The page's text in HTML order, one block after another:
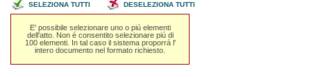
SELEZIONA TUTTI DESELEZIONA TUTTI
E' possibile selezionare uno o piú elementi
dell'atto. Non é consentito selezionare piú di
100 elementi. In tal caso il sistema proporrá l'
intero documento nel formato richiesto.